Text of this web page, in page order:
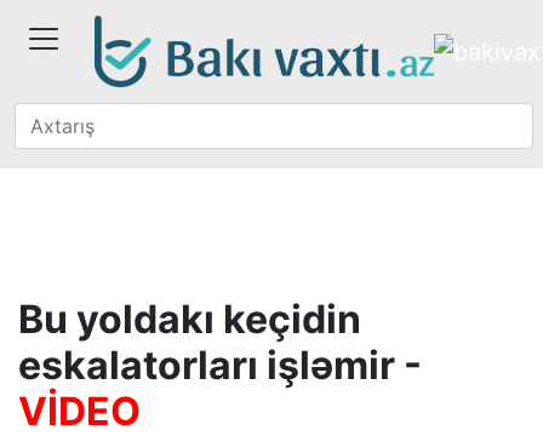
Bu yoldakı keçidin
eskalatorları işləmir -
VİDEO